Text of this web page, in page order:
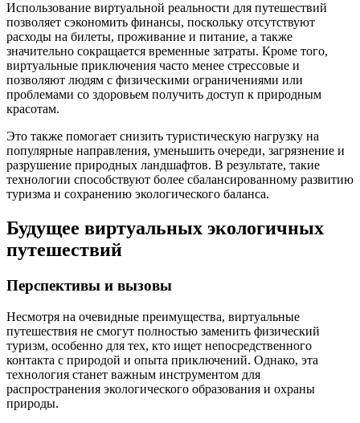
Использование виртуальной реальности для путешествий
позволяет сэкономить финансы, поскольку отсутствуют
расходы на билеты, проживание и питание, а также
значительно сокращается временные затраты. Кроме того,
виртуальные приключения часто менее стрессовые и
позволяют людям с физическими ограничениями или
проблемами со здоровьем получить доступ к природным
красотам.
Это также помогает снизить туристическую нагрузку на
популярные направления, уменьшить очереди, загрязнение и
разрушение природных ландшафтов. В результате, такие
технологии способствуют более сбалансированному развитию
туризма и сохранению экологического баланса.
Будущее виртуальных экологичных
путешествий
Перспективы и вызовы
Несмотря на очевидные преимущества, виртуальные
путешествия не смогут полностью заменить физический
туризм, особенно для тех, кто ищет непосредственного
контакта с природой и опыта приключений. Однако, эта
технология станет важным инструментом для
распространения экологического образования и охраны
природы.